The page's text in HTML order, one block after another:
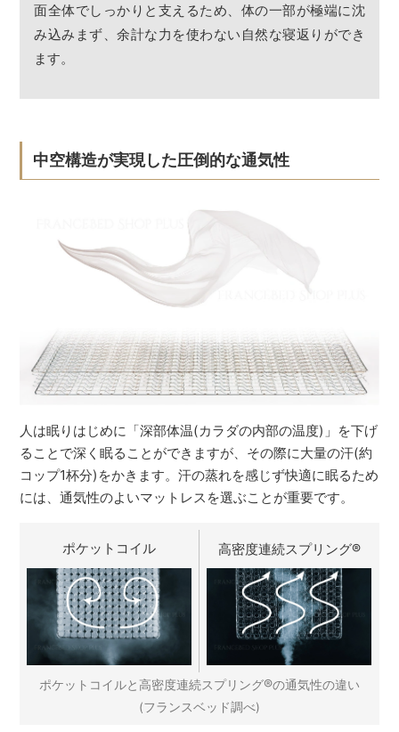
面全体でしっかりと支えるため、体の一部が極端に沈
み込みまず、余計な力を使わない自然な寝返りができ
ます。
中空構造が実現した圧倒的な通気性
人は眠りはじめに「深部体温(カラダの内部の温度)」を下げ
ることで深く眠ることができますが、その際に大量の汗(約
コップ1杯分)をかきます。汗の蒸れを感じず快適に眠るため
には、通気性のよいマットレスを選ぶことが重要です。
ポケットコイル 高密度連続スプリング®
ポケットコイルと高密度連続スプリング®の通気性の違い
(フランスベッド調べ)